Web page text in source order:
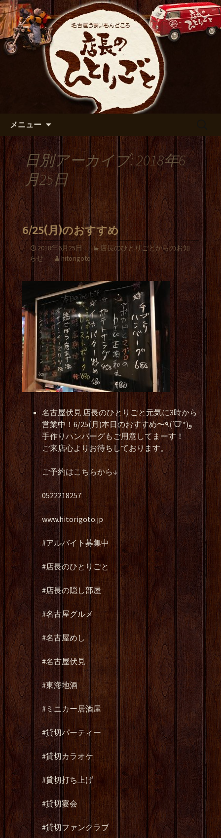
名古屋市伏見の居酒屋【店長の
ひとりごと】のブログ
出張や観光に名古屋めしがおすすめで
す
メニュー
日別アーカイブ: 2018年6
月25日
6/25(月)のおすすめ
2018年6月25日
店長のひとりごとからのお知
らせ
hitorigoto
名古屋伏見 店長のひとりごと元気に3時から
営業中！6/25(月)本日のおすすめ〜٩(ˊᗜˋ*)و
手作りハンバーグもご用意してまーす！
ご来店心よりお待ちしております。
ご予約はこちらから↓
0522218257
www.hitorigoto.jp
#アルバイト募集中
#店長のひとりごと
#店長の隠し部屋
#名古屋グルメ
#名古屋めし
#名古屋伏見
#東海地酒
#ミニカー居酒屋
#貸切パーティー
#貸切カラオケ
#貸切打ち上げ
#貸切宴会
#貸切ファンクラブ